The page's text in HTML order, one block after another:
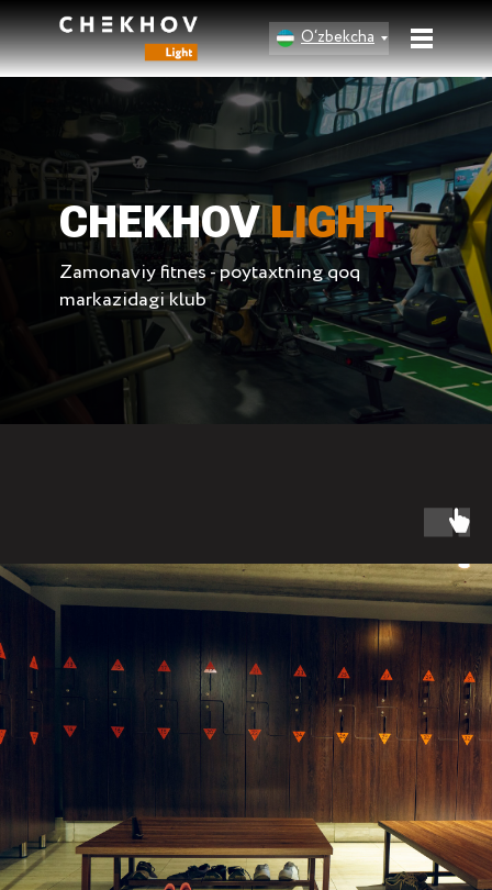
O‘zbekcha
Zamonaviy fitnes - poytaxtning qoq
markazidagi klub
CHEKHOVLIGHT